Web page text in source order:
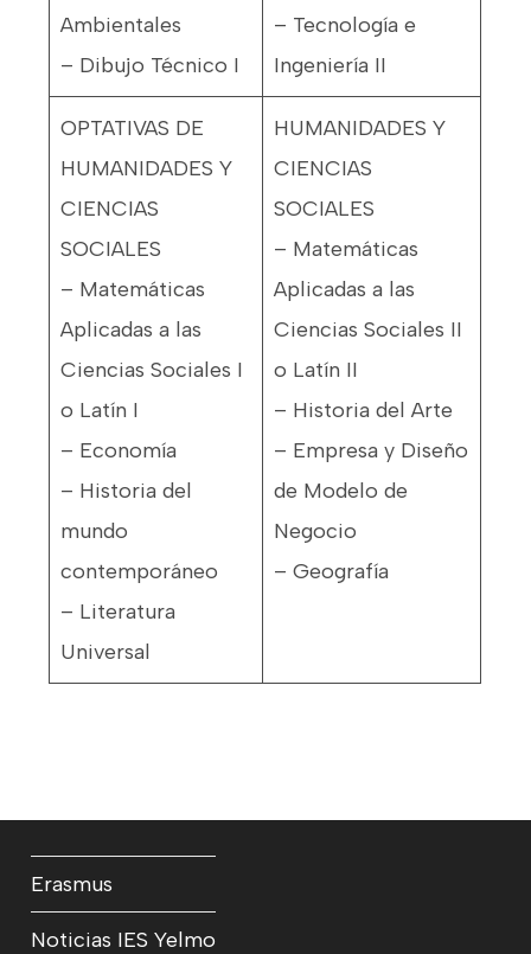
Ambientales
– Dibujo Técnico I
– Tecnología e
Ingeniería II
OPTATIVAS DE
HUMANIDADES Y
CIENCIAS
SOCIALES
– Matemáticas
Aplicadas a las
Ciencias Sociales I
o Latín I
– Economía
– Historia del
mundo
contemporáneo
– Literatura
Universal
HUMANIDADES Y
CIENCIAS
SOCIALES
– Matemáticas
Aplicadas a las
Ciencias Sociales II
o Latín II
– Historia del Arte
– Empresa y Diseño
de Modelo de
Negocio
– Geografía
Erasmus
Noticias IES Yelmo